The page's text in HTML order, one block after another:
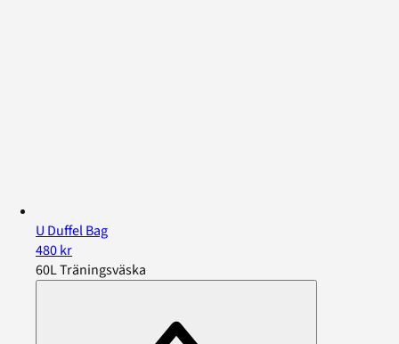
U Duffel Bag
480 kr
60L Träningsväska